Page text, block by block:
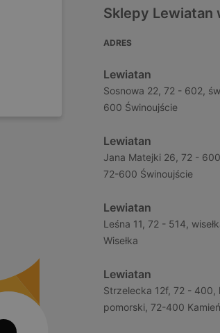
Sklepy Lewiatan
ADRES
Lewiatan
Sosnowa 22, 72 - 602,
600 Świnoujście
Lewiatan
Jana Matejki 26, 72 -
72-600 Świnoujście
Lewiatan
Leśna 11, 72 - 514,
Wisełka
Lewiatan
Strzelecka 12f, 72 - 400,
pomorski, 72-400